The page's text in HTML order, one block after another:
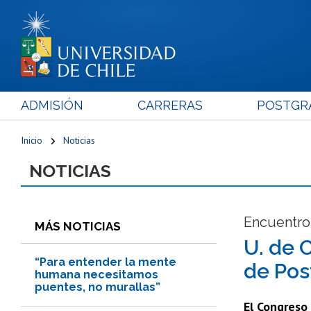
ADMISIÓN CARRERAS
Inicio Noticias
NOTICIAS
MÁS NOTICIAS
“Para entender la mente
humana necesitamos
puentes, no murallas”
U. de
de
El